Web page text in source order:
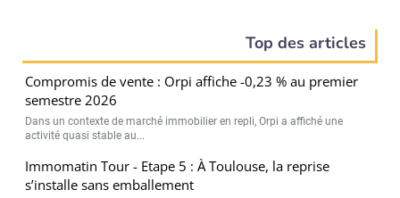
Top des articles
Compromis de vente : Orpi affiche -0,23 % au premier
semestre 2026
Dans un contexte de marché immobilier en repli, Orpi a affiché une
activité quasi stable au...
Immomatin Tour - Etape 5 : À Toulouse, la reprise
s’installe sans emballement